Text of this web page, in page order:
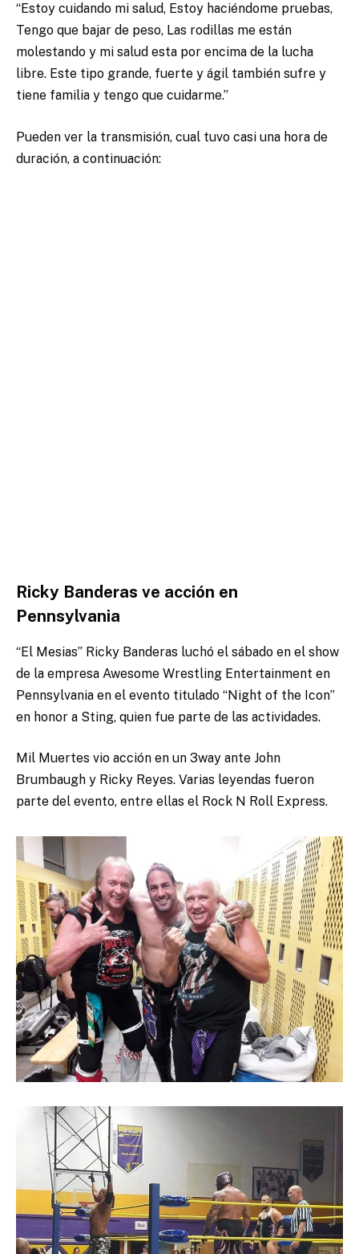
“Estoy cuidando mi salud, Estoy haciéndome pruebas,
Tengo que bajar de peso, Las rodillas me están
molestando y mi salud esta por encima de la lucha
libre. Este tipo grande, fuerte y ágil también sufre y
tiene familia y tengo que cuidarme.”
Pueden ver la transmisión, cual tuvo casi una hora de
duración, a continuación:
Ricky Banderas ve acción en
Pennsylvania
“El Mesias” Ricky Banderas luchó el sábado en el show
de la empresa Awesome Wrestling Entertainment en
Pennsylvania en el evento titulado “Night of the Icon”
en honor a Sting, quien fue parte de las actividades.
Mil Muertes vio acción en un 3way ante John
Brumbaugh y Ricky Reyes. Varias leyendas fueron
parte del evento, entre ellas el Rock N Roll Express.